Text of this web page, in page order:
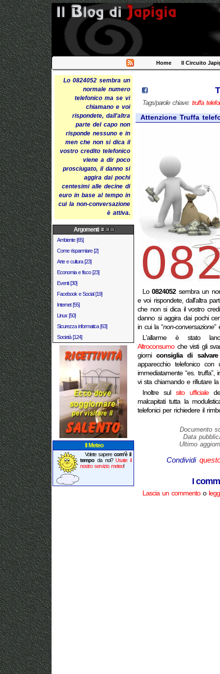
Home Il Circuito
Lo 0824052 sembra un
normale numero
telefonico ma se vi
chiamano e voi
rispondete, dall'altra
parte del capo non
risponde nessuno e in
men che non si dica il
vostro credito telefonico
viene a dir poco
prosciugato, il danno si
aggira dai pochi
centesimi alle decine di
euro in base al tempo in
cui la non-conversazione
è attiva.
Argomenti
Ambiente [65]
Come risparmiare [2]
Arte e cultura [23]
Economia e fisco [23]
Eventi [30]
Facebook e Social [19]
Internet [55]
Linux [50]
Sicurezza informatica [63]
Società [124]
Il Meteo
Volete sapere com'è il
tempoda noi?Usate il
nostro servizio meteo!
Tags/parole chiave: truffa
Attenzione Truffa
Lo0824052sembra un
e voi rispondete, dall'altra
che non si dica il vostro
danno si aggira dai pochi
in cui la “non-conversazione”
L'allarme è stato
Altroconsumoche visti gli
giorniconsiglia di
apparecchio telefonico
immediatamente “es.
vi sta chiamando e rifiutare
Inoltre sul sito ufficiale
malcapitati tutta la
telefonici per richiedere il
Documento
Data
Ultimo
Condividi
I
Lascia un commentoo